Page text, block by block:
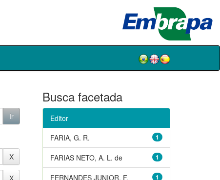
Busca facetada
Editor
1
FARIA, G. R.
1
FARIAS NETO, A. L. de
1
FERNANDES JUNIOR, F.